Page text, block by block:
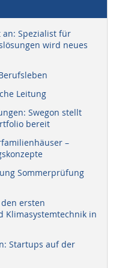
Spezialist für
wird neues
Leitung
Swegon stellt
bereit
–
Sommerprüfung
ersten
Klimasystemtechnik in
Startups auf der